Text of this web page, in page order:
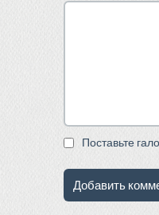
Поставьте